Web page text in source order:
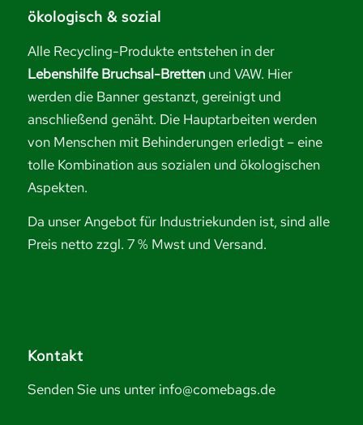
ökologisch & sozial
Alle Recycling-Produkte entstehen in der
Lebenshilfe Bruchsal-Bretten und VAW. Hier
werden die Banner gestanzt, gereinigt und
anschließend genäht. Die Hauptarbeiten werden
von Menschen mit Behinderungen erledigt – eine
tolle Kombination aus sozialen und ökologischen
Aspekten.
Da unser Angebot für Industriekunden ist, sind alle
Preis netto zzgl. 7 % Mwst und Versand.
Kontakt
Senden Sie uns unter info@comebags.de